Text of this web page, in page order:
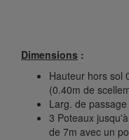
Dimensions :
Hauteur hors sol
(0.40m de
Larg. de
3 Poteaux
de 7m avec un